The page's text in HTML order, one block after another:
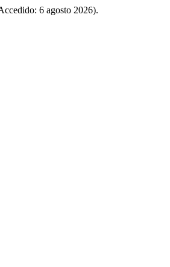
6 agosto 2026).